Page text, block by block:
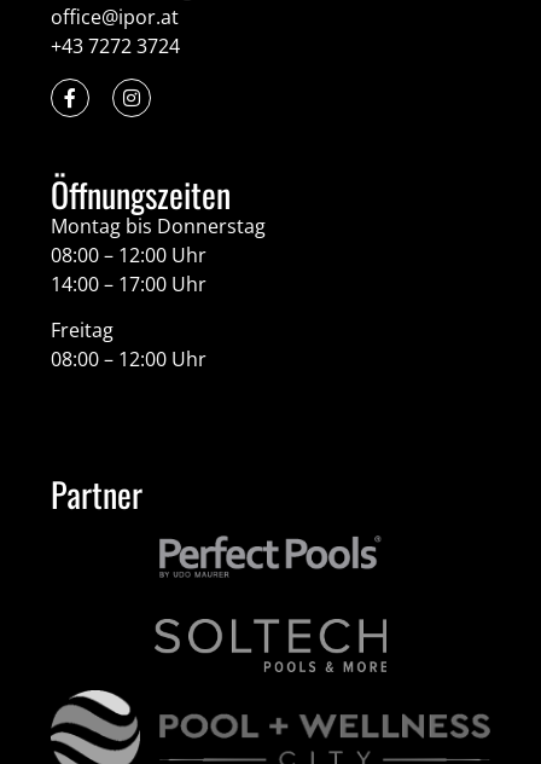
office@ipor.at
+43 7272 3724
Öffnungszeiten
Montag bis Donnerstag
08:00 – 12:00 Uhr
14:00 – 17:00 Uhr
Freitag
08:00 – 12:00 Uhr
Partner